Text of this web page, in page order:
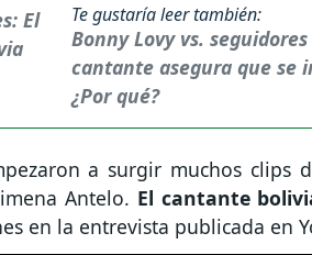
Te gustaría leer también:
Bonny Lovy vs.
cantante asegura que se
¿Por qué?
a surgir muchos clips
Antelo. El cantante
en la entrevista publicada en